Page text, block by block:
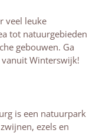
veel leuke
tot natuurgebieden
gebouwen. Ga
Winterswijk!
is een natuurpark
ezels en